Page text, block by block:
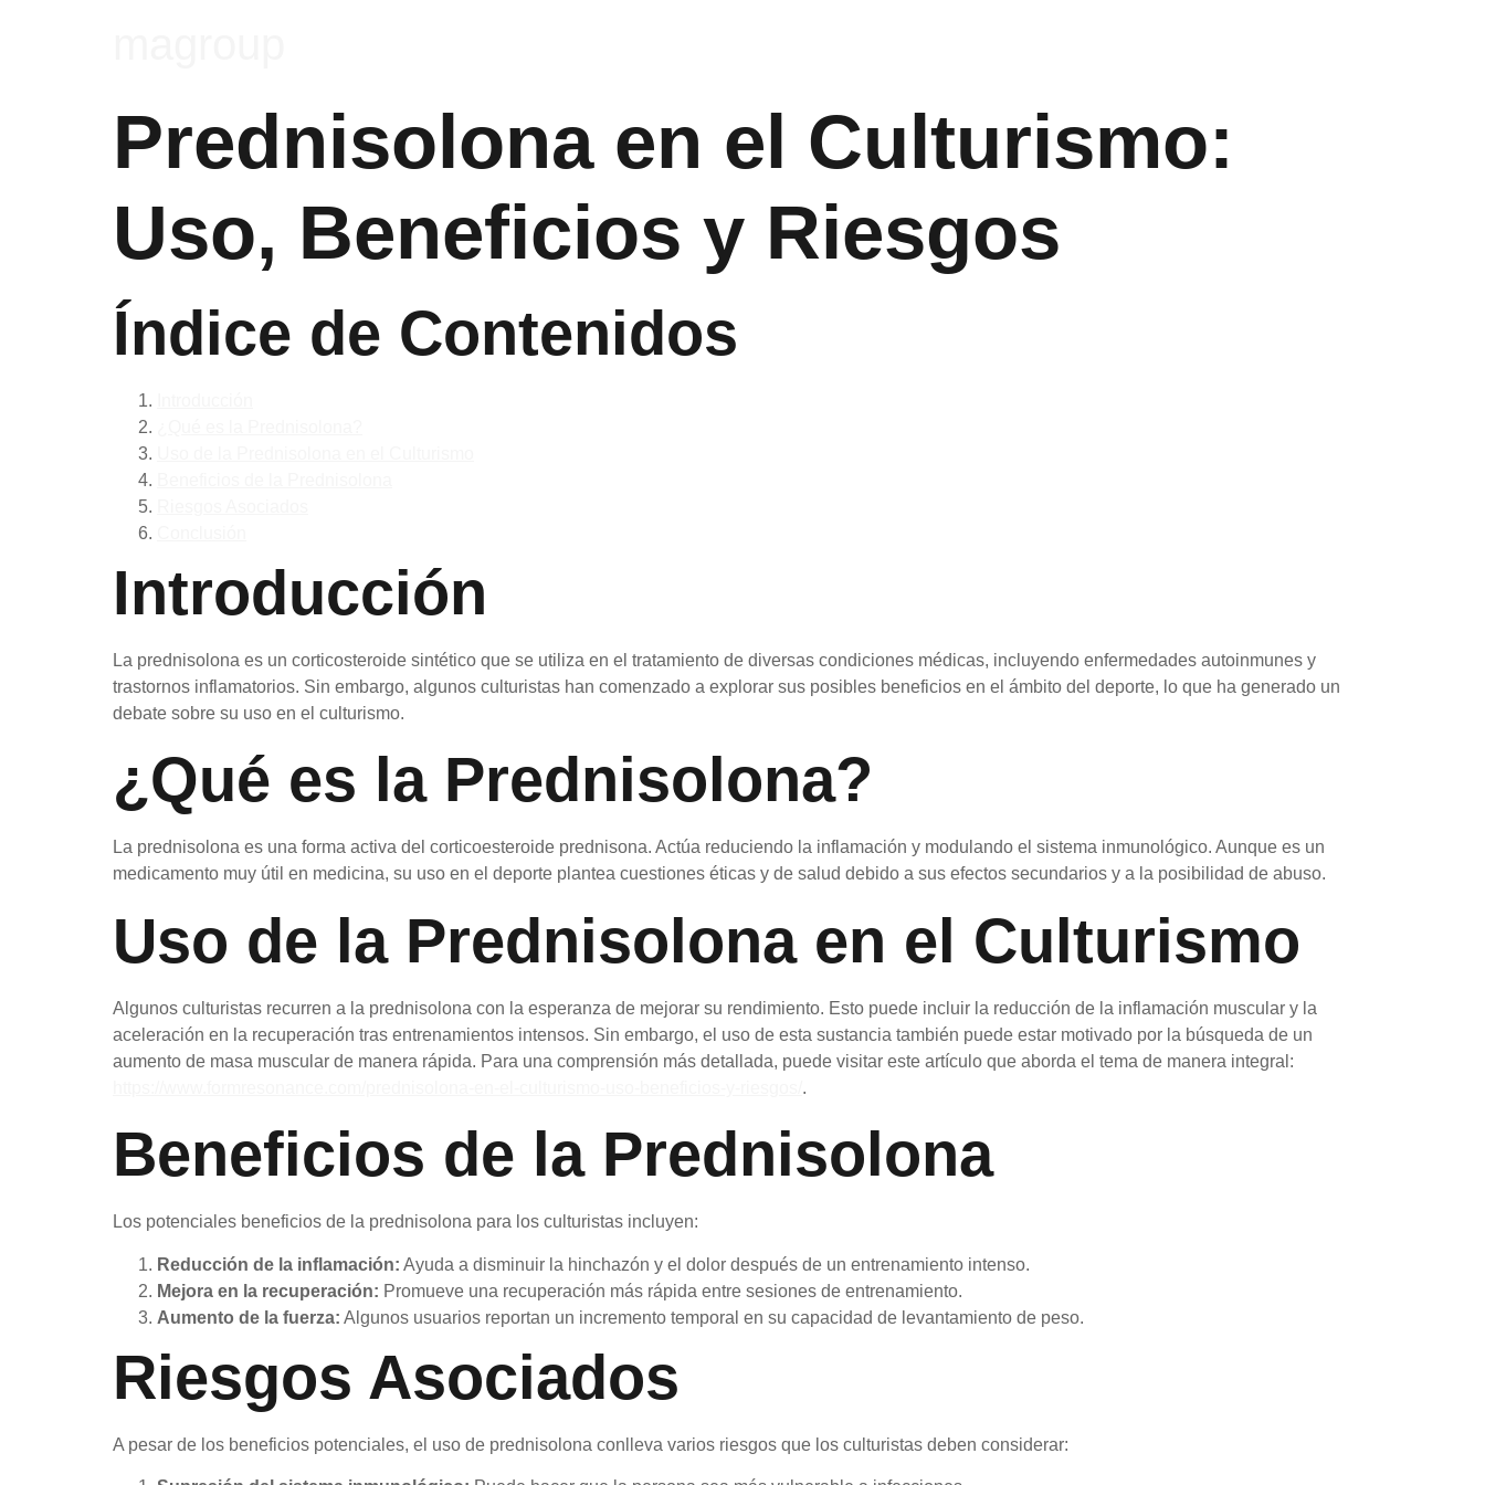
Prednisolona en el Culturismo:
Uso, Beneficios y Riesgos
Índice de Contenidos
Introducción
La prednisolona es un corticosteroide sintético que se utiliza en el tratamiento de diversas condiciones médicas, incluyendo enfermedades autoinmunes y
trastornos inflamatorios. Sin embargo, algunos culturistas han comenzado a explorar sus posibles beneficios en el ámbito del deporte, lo que ha generado un
debate sobre su uso en el culturismo.
¿Qué es la Prednisolona?
La prednisolona es una forma activa del corticoesteroide prednisona. Actúa reduciendo la inflamación y modulando el sistema inmunológico. Aunque es un
medicamento muy útil en medicina, su uso en el deporte plantea cuestiones éticas y de salud debido a sus efectos secundarios y a la posibilidad de abuso.
Uso de la Prednisolona en el Culturismo
Algunos culturistas recurren a la prednisolona con la esperanza de mejorar su rendimiento. Esto puede incluir la reducción de la inflamación muscular y la
aceleración en la recuperación tras entrenamientos intensos. Sin embargo, el uso de esta sustancia también puede estar motivado por la búsqueda de un
aumento de masa muscular de manera rápida. Para una comprensión más detallada, puede visitar este artículo que aborda el tema de manera integral:
.
Beneficios de la Prednisolona
Los potenciales beneficios de la prednisolona para los culturistas incluyen:
Reducción de la inflamación: Ayuda a disminuir la hinchazón y el dolor después de un entrenamiento intenso.
Mejora en la recuperación: Promueve una recuperación más rápida entre sesiones de entrenamiento.
Aumento de la fuerza: Algunos usuarios reportan un incremento temporal en su capacidad de levantamiento de peso.
Riesgos Asociados
A pesar de los beneficios potenciales, el uso de prednisolona conlleva varios riesgos que los culturistas deben considerar: